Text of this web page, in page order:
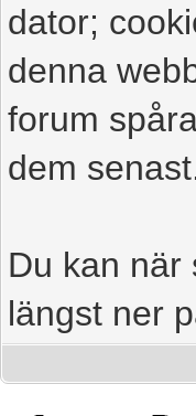
dator;
denna
forum
dem
Du kan när
längst ner